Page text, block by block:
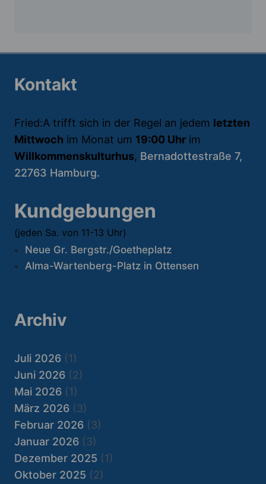
Kontakt
Fried:A trifft sich in der Regel an jedem letzten
Mittwoch im Monat um 19:00 Uhr im
Willkommenskulturhus, Bernadottestraße 7,
22763 Hamburg.
Kundgebungen
(jeden Sa. von 11-13 Uhr)
Neue Gr. Bergstr./Goetheplatz.
Alma-Wartenberg-Platz in Ottensen.
Archiv
Juli 2026 (1)
Juni 2026 (2)
Mai 2026 (1)
März 2026 (3)
Februar 2026 (3)
Januar 2026 (3)
Dezember 2025 (1)
Oktober 2025 (2)